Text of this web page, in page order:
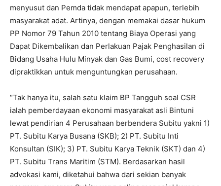
menyusut dan Pemda tidak mendapat apapun, terlebih
masyarakat adat. Artinya, dengan memakai dasar hukum
PP Nomor 79 Tahun 2010 tentang Biaya Operasi yang
Dapat Dikembalikan dan Perlakuan Pajak Penghasilan di
Bidang Usaha Hulu Minyak dan Gas Bumi, cost recovery
dipraktikkan untuk menguntungkan perusahaan.
“Tak hanya itu, salah satu klaim BP Tangguh soal CSR
ialah pemberdayaan ekonomi masyarakat asli Bintuni
lewat pendirian 4 Perusahaan berbendera Subitu yakni 1)
PT. Subitu Karya Busana (SKB); 2) PT. Subitu Inti
Konsultan (SIK); 3) PT. Subitu Karya Teknik (SKT) dan 4)
PT. Subitu Trans Maritim (STM). Berdasarkan hasil
advokasi kami, diketahui bahwa dari sekian banyak